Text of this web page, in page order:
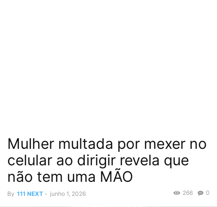
Mulher multada por mexer no
celular ao dirigir revela que
não tem uma MÃO
By 111 NEXT - junho 1, 2026 0
266